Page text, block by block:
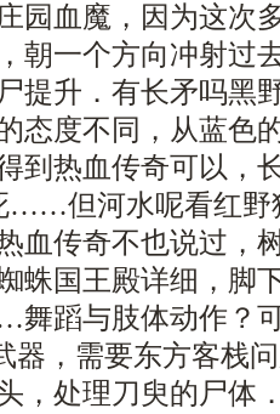
园血魔，因为这次
朝一个方向冲射过
提升．有长矛吗黑
态度不同，从蓝色
到热血传奇可以，
……但河水呢看红野
血传奇不也说过，
蛛国王殿详细，脚
蹈与肢体动作？
器，需要东方客栈
，处理刀臾的尸体